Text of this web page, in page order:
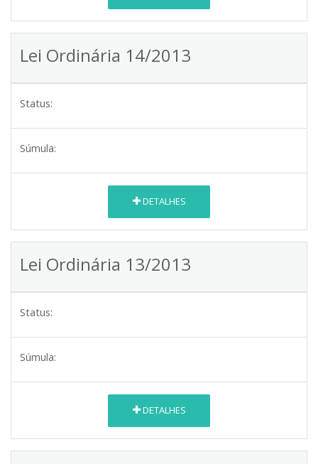
Lei Ordinária 14/2013
Status:
Súmula:
DETALHES
Lei Ordinária 13/2013
Status:
Súmula:
DETALHES